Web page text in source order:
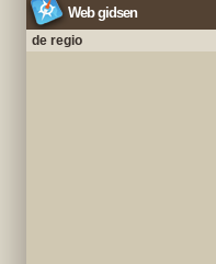
Web gidsen
de regio